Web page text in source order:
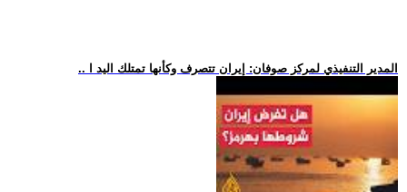
.. المدير التنفيذي لمركز صوفان: إيران تتصرف وكأنها تمتلك اليد ا